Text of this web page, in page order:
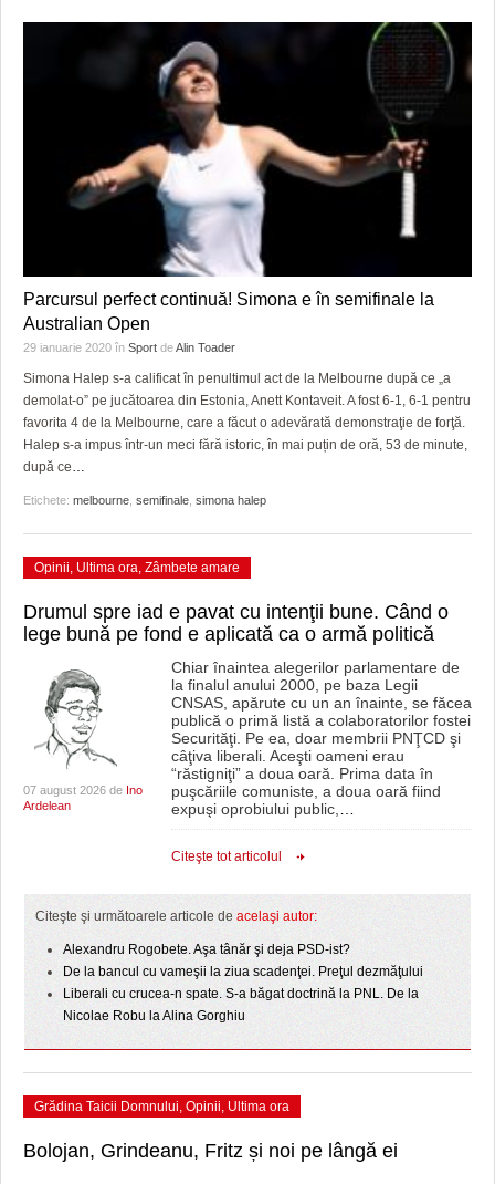
Parcursul perfect continuă! Simona e în semifinale la
Australian Open
29 ianuarie 2020 în Sport deAlin Toader
Simona Halep s-a calificat în penultimul act de la Melbourne după ce „a
demolat-o” pe jucătoarea din Estonia, Anett Kontaveit. A fost 6-1, 6-1 pentru
favorita 4 de la Melbourne, care a făcut o adevărată demonstraţie de forţă.
Halep s-a impus într-un meci fără istoric, în mai puțin de oră, 53 de minute,
după ce…
Etichete: melbourne semifinale simona halep
Opinii, Ultima ora, Zâmbete amare
Drumul spre iad e pavat cu intenţii bune. Când o
lege bună pe fond e aplicată ca o armă politică
07 august 2026 de Ino
Ardelean
Chiar înaintea alegerilor parlamentare de
la finalul anului 2000, pe baza Legii
CNSAS, apărute cu un an înainte, se făcea
publică o primă listă a colaboratorilor fostei
Securităţi. Pe ea, doar membrii PNŢCD şi
câţiva liberali. Aceşti oameni erau
“răstigniţi” a doua oară. Prima data în
puşcăriile comuniste, a doua oară fiind
expuşi oprobiului public,
Citeşte tot articolul
Citeşte şi următoarele articole de acelaşi autor:
Alexandru Rogobete. Aşa tânăr şi deja PSD-ist?
De la bancul cu vameşii la ziua scadenţei. Preţul dezmăţului
Liberali cu crucea-n spate. S-a băgat doctrină la PNL. De la
Nicolae Robu la Alina Gorghiu
Grădina Taicii Domnului, Opinii, Ultima ora
Bolojan, Grindeanu, Fritz și noi pe lângă ei